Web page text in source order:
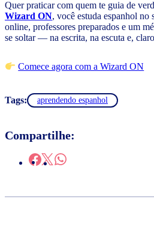
Quer praticar com quem te guia de
Wizard ON, você estuda espanhol no
online, professores preparados e um
se soltar — na escrita, na escuta e,
Comece agora com a Wizard ON
Tags: aprendendo espanhol
Compartilhe: